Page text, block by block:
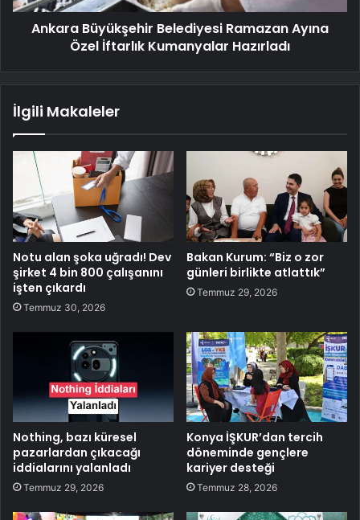
Ankara Büyükşehir Belediyesi Ramazan Ayına
Özel İftarlık Kumanyalar Hazırladı
İlgili Makaleler
Notu alan şoka uğradı! Dev
şirket 4 bin 800 çalışanını
işten çıkardı
Temmuz 30, 2026
Bakan Kurum: “Biz o zor
günleri birlikte atlattık”
Temmuz 29, 2026
Nothing, bazı küresel
pazarlardan çıkacağı
iddialarını yalanladı
Temmuz 29, 2026
Konya İŞKUR’dan tercih
döneminde gençlere
kariyer desteği
Temmuz 28, 2026